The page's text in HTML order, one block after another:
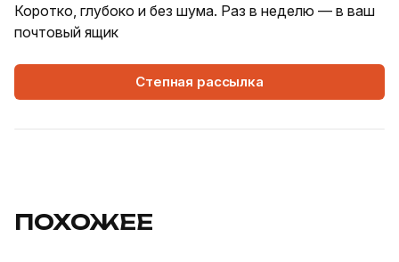
Коротко, глубоко и без шума. Раз в неделю — в ваш
почтовый ящик
Степная рассылка
ПОХОЖЕЕ